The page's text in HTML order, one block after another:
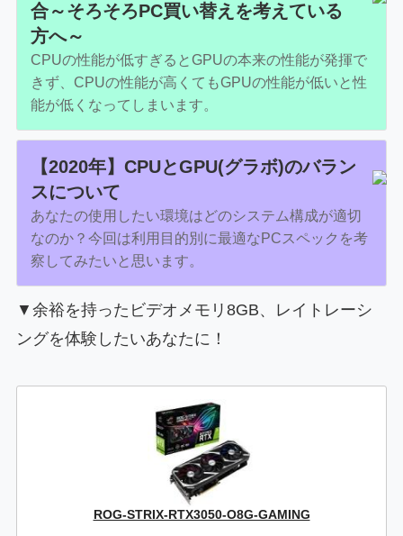
合～そろそろPC買い替えを考えている
方へ～
CPUの性能が低すぎるとGPUの本来の性能が発揮で
きず、CPUの性能が高くてもGPUの性能が低いと性
能が低くなってしまいます。
【2020年】CPUとGPU(グラボ)のバラン
スについて
あなたの使用したい環境はどのシステム構成が適切
なのか？今回は利用目的別に最適なPCスペックを考
察してみたいと思います。
▼余裕を持ったビデオメモリ8GB、レイトレーシ
ングを体験したいあなたに！
ROG-STRIX-RTX3050-O8G-GAMING